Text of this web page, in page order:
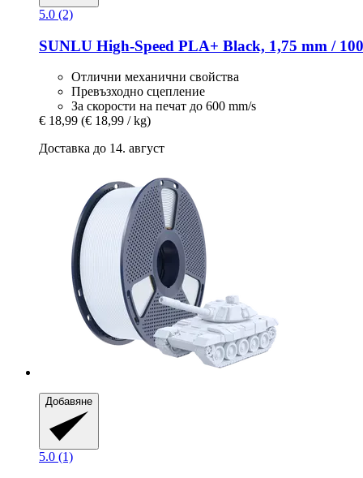
5.0 (2)
SUNLU High-​Speed PLA+ Black, 1,75 mm /
Отлични механични свойства
Превъзходно сцепление
За скорости на печат до 600 mm/s
€ 18,99 (€ 18,99 / kg)
Доставка до 14. август
Добавяне
5.0 (1)